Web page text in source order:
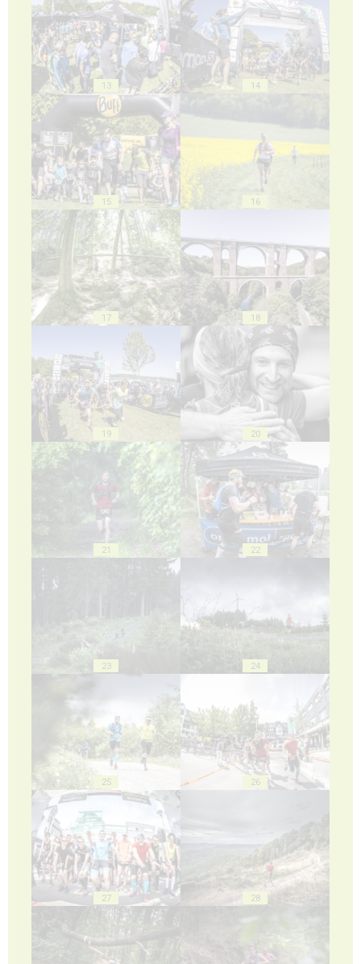
13 14
15 16
17 18
19 20
21 22
23 24
25 26
27 28